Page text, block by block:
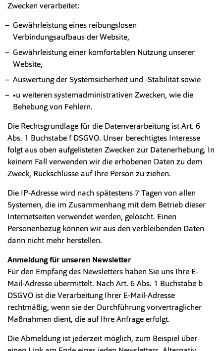
Zwecken verarbeitet:
Gewährleistung eines reibungslosen
Verbindungsaufbaus der Website,
Gewährleistung einer komfortablen Nutzung unserer
Website,
Auswertung der Systemsicherheit und -Stabilität sowie
•u weiteren systemadministrativen Zwecken, wie die
Behebung von Fehlern.
Die Rechtsgrundlage für die Datenverarbeitung ist Art. 6
Abs. 1 Buchstabe f DSGVO. Unser berechtigtes Interesse
folgt aus oben aufgelisteten Zwecken zur Datenerhebung. In
keinem Fall verwenden wir die erhobenen Daten zu dem
Zweck, Rückschlüsse auf Ihre Person zu ziehen.
Die IP-Adresse wird nach spätestens 7 Tagen von allen
Systemen, die im Zusammenhang mit dem Betrieb dieser
Internetseiten verwendet werden, gelöscht. Einen
Personenbezug können wir aus den verbleibenden Daten
dann nicht mehr herstellen.
Anmeldung für unseren Newsletter
Für den Empfang des Newsletters haben Sie uns Ihre E-
Mail-Adresse übermittelt. Nach Art. 6 Abs. 1 Buchstabe b
DSGVO ist die Verarbeitung Ihrer E-Mail-Adresse
rechtmäßig, wenn sie der Durchführung vorvertraglicher
Maßnahmen dient, die auf Ihre Anfrage erfolgt.
Die Abmeldung ist jederzeit möglich, zum Beispiel über